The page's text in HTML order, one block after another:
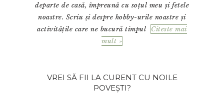
departe de casă, împreună cu soțul meu și fetele
noastre. Scriu și despre hobby-urile noastre și
activitățile care ne bucură timpul
Citeste mai
mult »
VREI SĂ FII LA CURENT CU NOILE
POVEȘTI?